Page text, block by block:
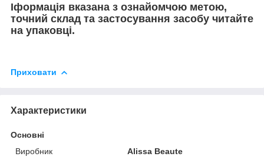
Іформація вказана з ознайомчою метою,
точний склад та застосування засобу читайте
на упаковці.
Приховати
Характеристики
Основні
Виробник
Alissa Beaute